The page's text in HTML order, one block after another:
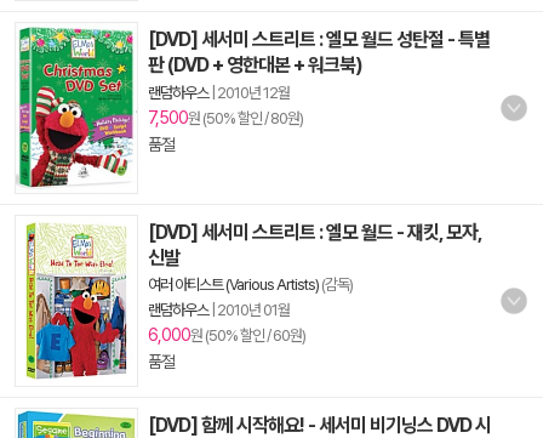
[DVD] 세서미 스트리트 : 엘모 월드 성탄절 - 특별
판 (DVD + 영한대본 + 워크북)
랜덤하우스| 2010년 12월
7,500원 (50% 할인 / 80원)
품절
[DVD] 세서미 스트리트 : 엘모 월드 - 재킷, 모자,
신발
여러 아티스트 (Various Artists) (감독)
랜덤하우스| 2010년 01월
6,000원 (50% 할인 / 60원)
품절
[DVD] 함께 시작해요! - 세서미 비기닝스 DVD 시